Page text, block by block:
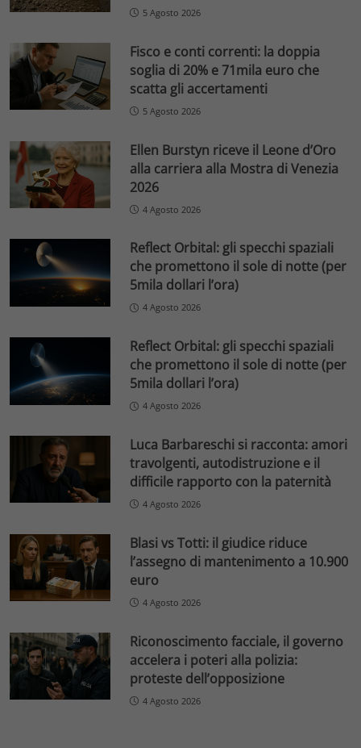
5 Agosto 2026
Fisco e conti correnti: la doppia
soglia di 20% e 71mila euro che
scatta gli accertamenti
5 Agosto 2026
Ellen Burstyn riceve il Leone d’Oro
alla carriera alla Mostra di Venezia
2026
4 Agosto 2026
Reflect Orbital: gli specchi spaziali
che promettono il sole di notte (per
5mila dollari l’ora)
4 Agosto 2026
Reflect Orbital: gli specchi spaziali
che promettono il sole di notte (per
5mila dollari l’ora)
4 Agosto 2026
Luca Barbareschi si racconta: amori
travolgenti, autodistruzione e il
difficile rapporto con la paternità
4 Agosto 2026
Blasi vs Totti: il giudice riduce
l’assegno di mantenimento a 10.900
euro
4 Agosto 2026
Riconoscimento facciale, il governo
accelera i poteri alla polizia:
proteste dell’opposizione
4 Agosto 2026